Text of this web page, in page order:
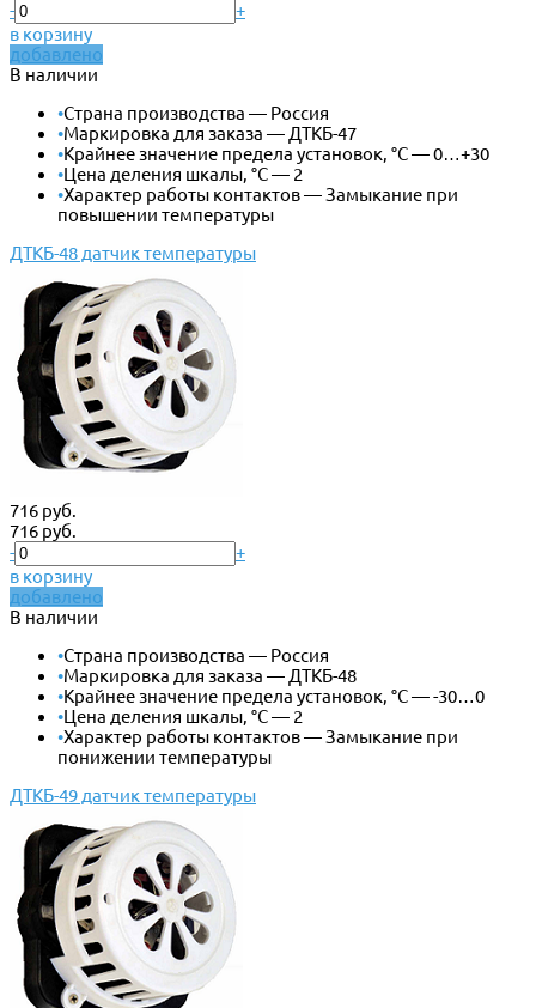
-
+
в корзину
добавлено
В наличии
•Страна производства — Россия
•Маркировка для заказа — ДТКБ-47
•Крайнее значение предела установок, °С — 0…+30
•Цена деления шкалы, °С — 2
•Характер работы контактов — Замыкание при
повышении температуры
ДТКБ-48 датчик температуры
716 руб.
716 руб.
-
+
в корзину
добавлено
В наличии
•Страна производства — Россия
•Маркировка для заказа — ДТКБ-48
•Крайнее значение предела установок, °С — -30…0
•Цена деления шкалы, °С — 2
•Характер работы контактов — Замыкание при
понижении температуры
ДТКБ-49 датчик температуры